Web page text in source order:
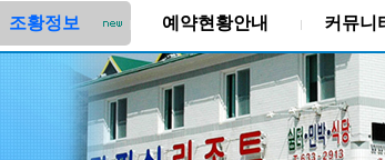
조황정보 예약현황안내 커뮤니